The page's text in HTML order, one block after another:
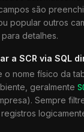
são
popular outros
detalhes.
a SCR via SQL
o nome físico da
geralmente
Sempre